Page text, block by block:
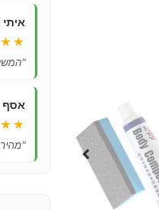
איתי
אסף